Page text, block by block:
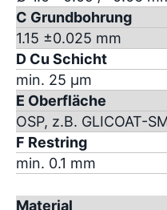
C Grundbohrung
1.15 ±0.025 mm
D Cu Schicht
min. 25 µm
E Oberfläche
OSP, z.B. GLICOAT-
F Restring
min. 0.1 mm
Material